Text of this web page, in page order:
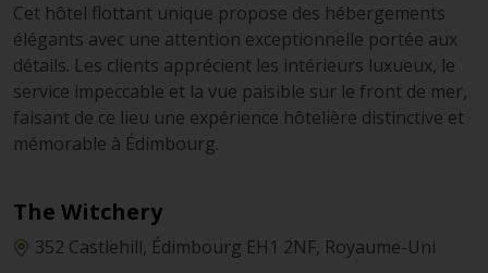
Cet hôtel flottant unique propose des hébergements
élégants avec une attention exceptionnelle portée aux
détails. Les clients apprécient les intérieurs luxueux, le
service impeccable et la vue paisible sur le front de mer,
faisant de ce lieu une expérience hôtelière distinctive et
mémorable à Édimbourg.
The Witchery
352 Castlehill, Édimbourg EH1 2NF, Royaume-Uni